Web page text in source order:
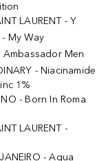
LAURENT - Y
- My Way
Ambassador Men
- Niacinamide
1%
- Born In Roma
LAURENT -
- Agua